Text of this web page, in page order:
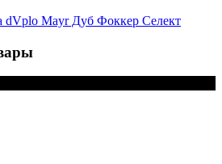
dVplo Mayr Дуб Фоккер‎ Селект